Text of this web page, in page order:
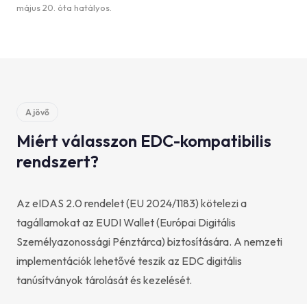
május 20. óta hatályos.
A jövő
Miért válasszon EDC-kompatibilis
rendszert?
Az eIDAS 2.0 rendelet (EU 2024/1183) kötelezi a
tagállamokat az EUDI Wallet (Európai Digitális
Személyazonossági Pénztárca) biztosítására. A nemzeti
implementációk lehetővé teszik az EDC digitális
tanúsítványok tárolását és kezelését.